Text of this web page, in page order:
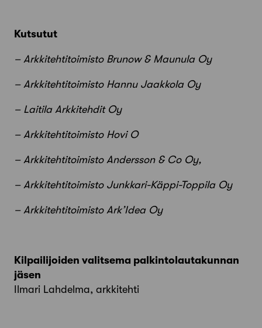
Kutsutut
– Arkkitehtitoimisto Brunow & Maunula Oy
– Arkkitehtitoimisto Hannu Jaakkola Oy
– Laitila Arkkitehdit Oy
– Arkkitehtitoimisto Hovi O
– Arkkitehtitoimisto Andersson & Co Oy,
– Arkkitehtitoimisto Junkkari-Käppi-Toppila Oy
– Arkkitehtitoimisto Ark’Idea Oy
Kilpailijoiden valitsema palkintolautakunnan
jäsen
Ilmari Lahdelma, arkkitehti